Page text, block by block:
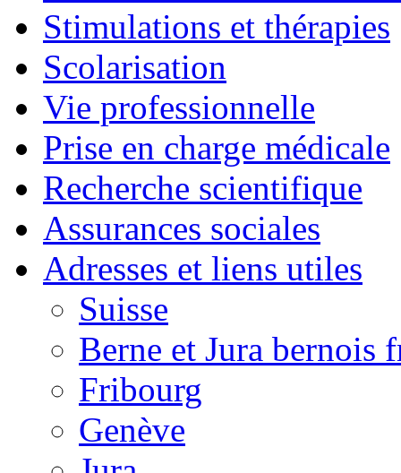
Stimulations et thérapies
Scolarisation
Vie professionnelle
Prise en charge médicale
Recherche scientifique
Assurances sociales
Adresses et liens utiles
Suisse
Berne et Jura bernois
Fribourg
Genève